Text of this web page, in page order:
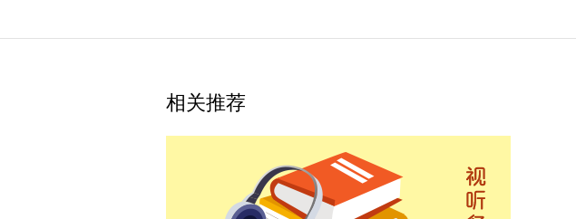
相关推荐